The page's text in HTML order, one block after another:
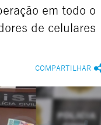
em todo o
de celulares
COMPARTILHAR